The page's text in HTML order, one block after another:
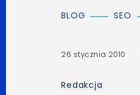
BLOG SEO
26 stycznia 2010
Redakcja